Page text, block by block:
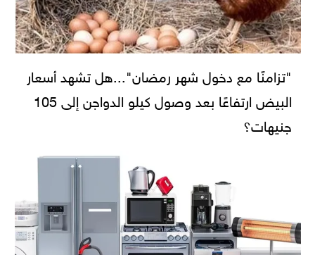
"تزامنًا مع دخول شهر رمضان"...هل تشهد أسعار
البيض ارتفاعًا بعد وصول كيلو الدواجن إلى 105
جنيهات؟